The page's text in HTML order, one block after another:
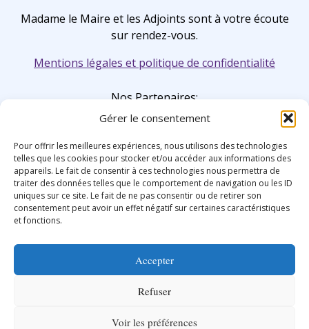
Gérer le consentement
Pour offrir les meilleures expériences, nous utilisons des technologies
telles que les cookies pour stocker et/ou accéder aux informations des
appareils. Le fait de consentir à ces technologies nous permettra de
traiter des données telles que le comportement de navigation ou les ID
uniques sur ce site. Le fait de ne pas consentir ou de retirer son
consentement peut avoir un effet négatif sur certaines caractéristiques
et fonctions.
Accepter
Refuser
Voir les préférences
Madame le Maire et les Adjoints sont à votre écoute
sur rendez-vous.
Mentions légales et politique de confidentialité
Nos Partenaires: